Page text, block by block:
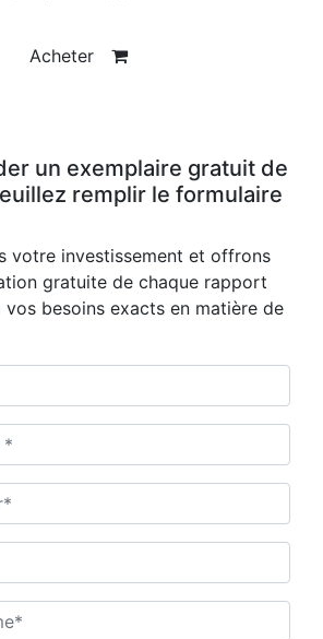
Acheter
un exemplaire gratuit de
remplir le formulaire
votre investissement et offrons
gratuite de chaque rapport
besoins exacts en matière de